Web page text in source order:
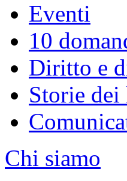
Eventi
10
Diritto e
Storie
Chi siamo